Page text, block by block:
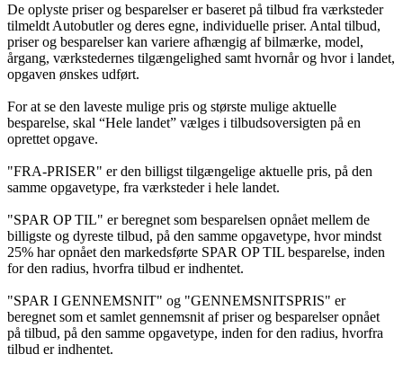
De oplyste priser og besparelser er baseret på tilbud fra værksteder
tilmeldt Autobutler og deres egne, individuelle priser. Antal tilbud,
priser og besparelser kan variere afhængig af bilmærke, model,
årgang, værkstedernes tilgængelighed samt hvornår og hvor i landet,
opgaven ønskes udført.
For at se den laveste mulige pris og største mulige aktuelle
besparelse, skal “Hele landet” vælges i tilbudsoversigten på en
oprettet opgave.
"FRA-PRISER" er den billigst tilgængelige aktuelle pris, på den
samme opgavetype, fra værksteder i hele landet.
"SPAR OP TIL" er beregnet som besparelsen opnået mellem de
billigste og dyreste tilbud, på den samme opgavetype, hvor mindst
25% har opnået den markedsførte SPAR OP TIL besparelse, inden
for den radius, hvorfra tilbud er indhentet.
"SPAR I GENNEMSNIT" og "GENNEMSNITSPRIS" er
beregnet som et samlet gennemsnit af priser og besparelser opnået
på tilbud, på den samme opgavetype, inden for den radius, hvorfra
tilbud er indhentet.